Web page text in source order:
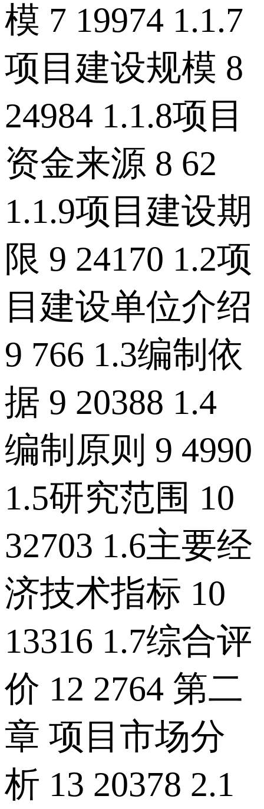
模 7 19974 1.1.7
项目建设规模 8
24984 1.1.8项目
资金来源 8 62
1.1.9项目建设期
限 9 24170 1.2项
目建设单位介绍
9 766 1.3编制依
据 9 20388 1.4
编制原则 9 4990
1.5研究范围 10
32703 1.6主要经
济技术指标 10
13316 1.7综合评
价 12 2764 第二
章 项目市场分
析 13 20378 2.1